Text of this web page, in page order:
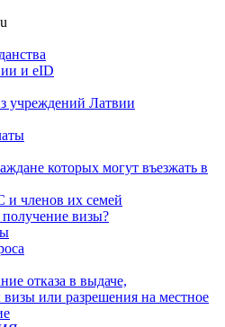
и eID
учреждений Латвии
которых могут въезжать в
и членов их семей
получение визы?
отказа в выдаче,
или разрешения на местное